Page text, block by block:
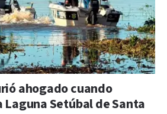
ahogado cuando
Setúbal de Santa